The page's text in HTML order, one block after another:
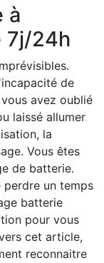
à
7j/24h
de
avez oublié
laissé allumer
la
Vous êtes
de batterie.
un temps
batterie
pour vous
cet article,
reconnaitre